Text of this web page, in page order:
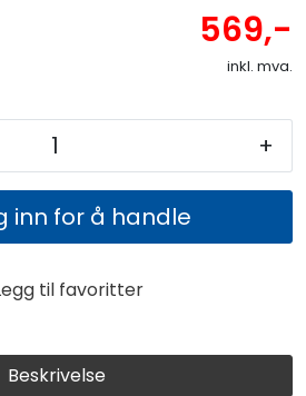
Beskrivelse
569,-
inkl. mva.
+
inn for å handle
til favoritter